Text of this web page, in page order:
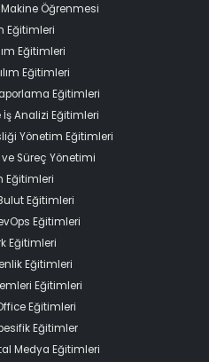
Öğrenmesi
Eğitimleri
Eğitimleri
Eğitimleri
Eğitimleri
Analizi Eğitimleri
Yönetim Eğitimleri
Süreç Yönetimi
Eğitimleri
Eğitimleri
Eğitimleri
Eğitimleri
Eğitimleri
Eğitimleri
Eğitimleri
Eğitimler
Medya Eğitimleri